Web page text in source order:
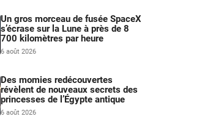
Un gros morceau de fusée SpaceX
s’écrase sur la Lune à près de 8
700 kilomètres par heure
6 août 2026
Des momies redécouvertes
révèlent de nouveaux secrets des
princesses de l’Égypte antique
6 août 2026